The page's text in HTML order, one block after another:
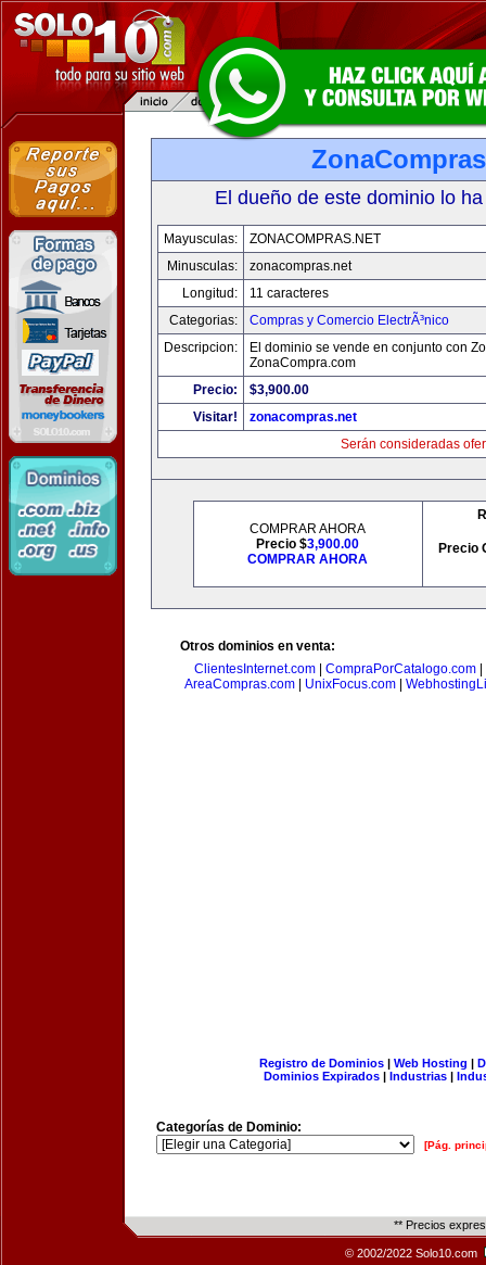
El dueño de este dominio lo
Mayusculas:
ZONACOMPRAS.NET
Minusculas:
zonacompras.net
Longitud:
11 caracteres
Categorias:
Compras y Comercio ElectrÃ³nico
Descripcion:
El dominio se vende en conjunto con
ZonaCompra.com
Precio:
$3,900.00
Visitar!
zonacompras.net
Serán consideradas
COMPRAR AHORA
Precio $3,900.00
COMPRAR AHORA
Precio
Otros dominios en venta:
ClientesInternet.com
CompraPorCatalogo.com
AreaCompras.com
UnixFocus.com
Registro de Dominios| Web Hosting |
Dominios Expirados | Industrias |
Categorías de Dominio:
[Pág.
** Precios
© 2002/2022 Solo10.com